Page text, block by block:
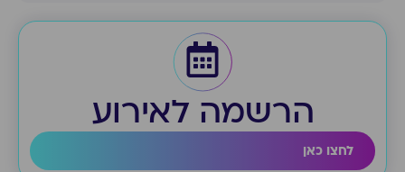
הרשמה לאירוע
לחצו כאן